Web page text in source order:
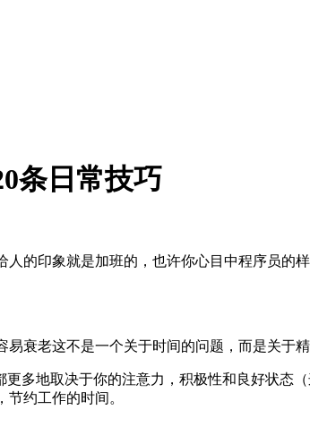
条日常技巧
的印象就是加班的，也许你心目中程序员的
衰老这不是一个关于时间的问题，而是关于精
多地取决于你的注意力，积极性和良好状态
约工作的时间。